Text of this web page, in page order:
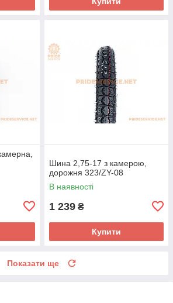
Шина 2,75-17 з камерою,
дорожня 323/ZY-08
В наявності
1 239 ₴
Купити
Показати ще